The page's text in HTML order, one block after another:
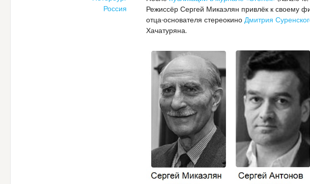
Россия
Режиссёр Сергей Микаэлян привлёк к своему
отца-основателя стереокиноДмитрия
Хачатуряна.